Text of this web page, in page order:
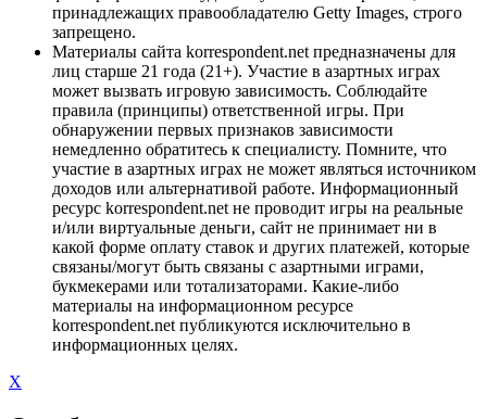
принадлежащих правообладателю Getty Images, строго
запрещено.
Материалы сайта korrespondent.net предназначены для
лиц старше 21 года (21+). Участие в азартных играх
может вызвать игровую зависимость. Соблюдайте
правила (принципы) ответственной игры. При
обнаружении первых признаков зависимости
немедленно обратитесь к специалисту. Помните, что
участие в азартных играх не может являться источником
доходов или альтернативой работе. Информационный
ресурс korrespondent.net не проводит игры на реальные
и/или виртуальные деньги, сайт не принимает ни в
какой форме оплату ставок и других платежей, которые
связаны/могут быть связаны с азартными играми,
букмекерами или тотализаторами. Какие-либо
материалы на информационном ресурсе
korrespondent.net публикуются исключительно в
информационных целях.
X